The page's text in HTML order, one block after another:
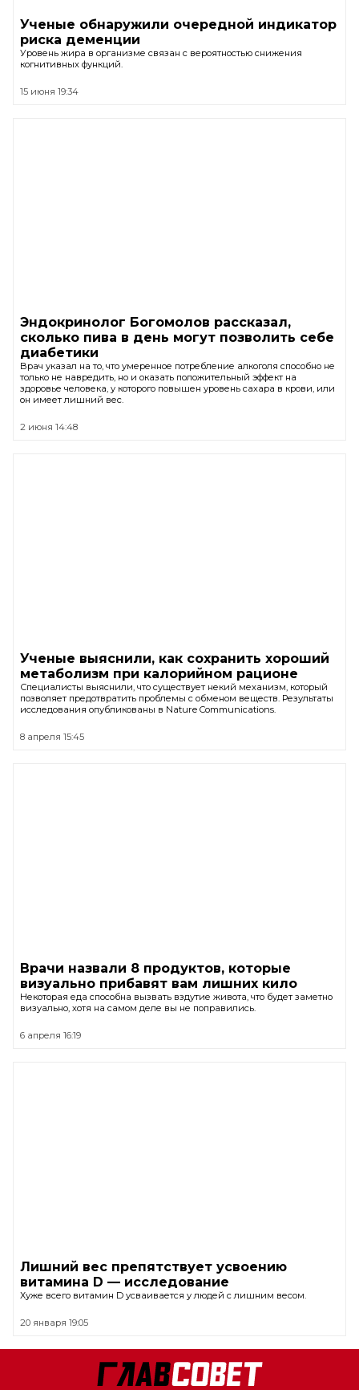
Ученые обнаружили очередной индикатор
риска деменции
Уровень жира в организме связан с вероятностью снижения
когнитивных функций.
15 июня 19:34
Эндокринолог Богомолов рассказал,
сколько пива в день могут позволить себе
диабетики
Врач указал на то, что умеренное потребление алкоголя способно не
только не навредить, но и оказать положительный эффект на
здоровье человека, у которого повышен уровень сахара в крови, или
он имеет лишний вес.
2 июня 14:48
Ученые выяснили, как сохранить хороший
метаболизм при калорийном рационе
Специалисты выяснили, что существует некий механизм, который
позволяет предотвратить проблемы с обменом веществ. Результаты
исследования опубликованы в Nature Communications.
8 апреля 15:45
Врачи назвали 8 продуктов, которые
визуально прибавят вам лишних кило
Некоторая еда способна вызвать вздутие живота, что будет заметно
визуально, хотя на самом деле вы не поправились.
6 апреля 16:19
Лишний вес препятствует усвоению
витамина D — исследование
Хуже всего витамин D усваивается у людей с лишним весом.
20 января 19:05